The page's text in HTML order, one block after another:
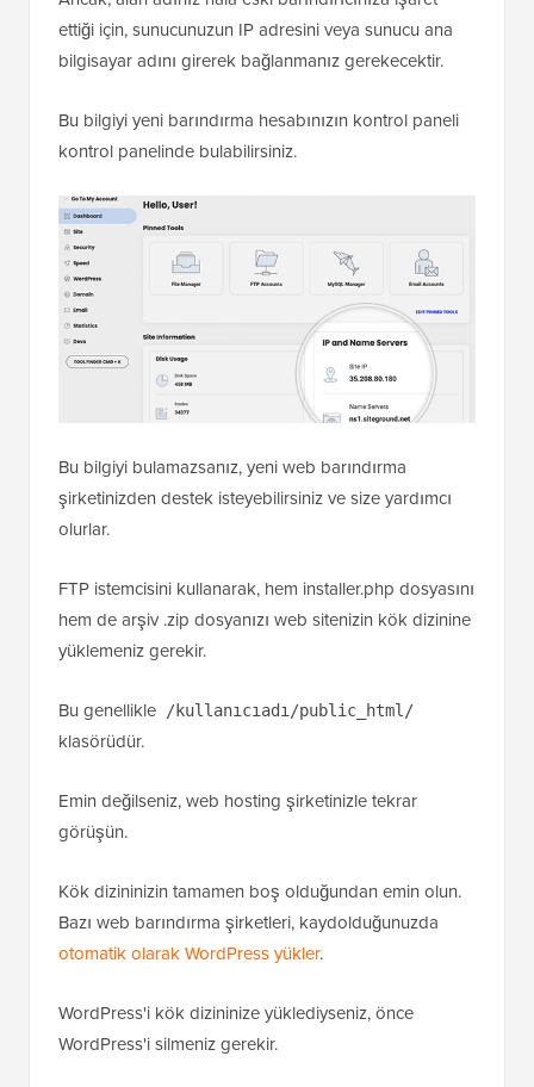
ettiği için, sunucunuzun IP adresini veya sunucu ana
bilgisayar adını girerek bağlanmanız gerekecektir.
Bu bilgiyi yeni barındırma hesabınızın kontrol paneli
kontrol panelinde bulabilirsiniz.
Bu bilgiyi bulamazsanız, yeni web barındırma
şirketinizden destek isteyebilirsiniz ve size yardımcı
olurlar.
FTP istemcisini kullanarak, hem installer.php dosyasını
hem de arşiv .zip dosyanızı web sitenizin kök dizinine
yüklemeniz gerekir.
Bu genellikle /kullanıcıadı/public_html/
klasörüdür.
Emin değilseniz, web hosting şirketinizle tekrar
görüşün.
Kök dizininizin tamamen boş olduğundan emin olun.
Bazı web barındırma şirketleri, kaydolduğunuzda
otomatik olarak WordPress yükler.
WordPress'i kök dizininize yüklediyseniz, önce
WordPress'i silmeniz gerekir.